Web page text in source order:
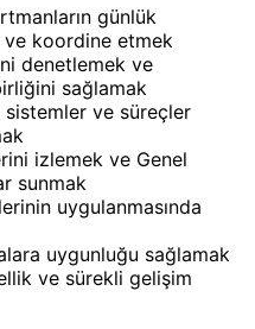
günlük
koordine etmek
denetlemek ve
sağlamak
ve süreçler
izlemek ve Genel
sunmak
uygulanmasında
uygunluğu sağlamak
ve sürekli gelişim